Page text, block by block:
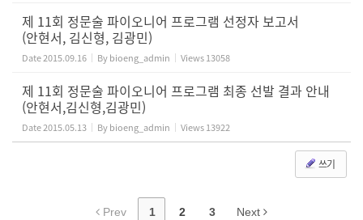
제 11회 정문술 파이오니어 프로그램 선정자 보고서
(안현서, 김신형, 김광민)
Date2015.09.16 Bybioeng_admin Views13058
제 11회 정문술 파이오니어 프로그램 최종 선발 결과 안내
(안현서,김신형,김광민)
Date2015.05.13 Bybioeng_admin Views13922
쓰기
Prev 1 2 3 Next